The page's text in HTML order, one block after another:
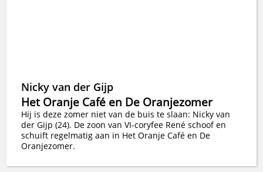
Nicky van der Gijp
Het Oranje Café en De Oranjezomer
Hij is deze zomer niet van de buis te slaan: Nicky van
der Gijp (24). De zoon van VI-coryfee René schoof en
schuift regelmatig aan in Het Oranje Café en De
Oranjezomer.